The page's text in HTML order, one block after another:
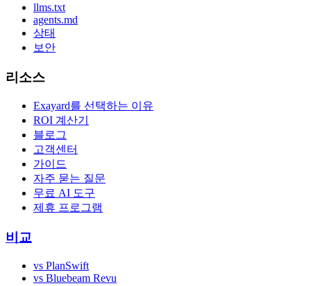
llms.txt
agents.md
상태
보안
리소스
Exayard를 선택하는 이유
ROI 계산기
블로그
고객센터
가이드
자주 묻는 질문
무료 AI 도구
제휴 프로그램
비교
vs PlanSwift
vs Bluebeam Revu